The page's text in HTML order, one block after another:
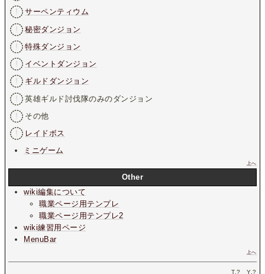
サーペンティウム
秘密ダンジョン
特殊ダンジョン
イベントダンジョン
ギルドダンジョン
英雄ギルド討伐隊のみのダンジョン
その他
レイドボス
ミニゲーム
上へ
Other
wiki編集について
職業ページ用テンプレ
職業ページ用テンプレ2
wiki練習用ページ
MenuBar
上へ
T.? Y.?